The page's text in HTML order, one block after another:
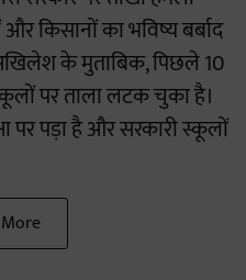
और किसानों का भविष्य बर्बाद
के मुताबिक, पिछले 10
पर ताला लटक चुका है।
पर पड़ा है और सरकारी स्कूलों